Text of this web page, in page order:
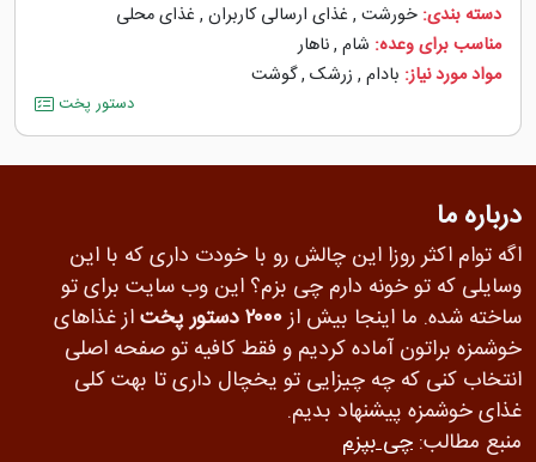
دسته بندی: خورشت , غذای ارسالی کاربران , غذای محلی
مناسب برای وعده: شام ,ناهار
مواد مورد نیاز: بادام , زرشک ,گوشت
دستور پخت
درباره ما
اگه توام اکثر روزا این چالش رو با خودت داری که با این
وسایلی که تو خونه دارم چی بزم؟ این وب سایت برای تو
ساخته شده. ما اینجا بیش از۲۰۰۰ دستور پخت
از غذاهای
خوشمزه براتون آماده کردیم و فقط کافیه تو صفحه اصلی
انتخاب کنی که چه چیزایی تو یخچال داری تا بهت کلی
غذای خوشمزه پیشنهاد بدیم.
منبع مطالب: چی بپزم